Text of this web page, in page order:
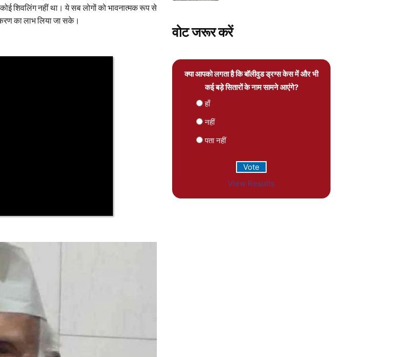
शिवलिंग नहीं था। ये सब लोगों को भावनात्मक रूप से
का लाभ लिया जा सके।
वोट जरूर करें
क्या आपको लगता है कि बॉलीवुड ड्रग्स केस में और भी
कई बड़े सितारों के नाम सामने आएंगे?
हाँ
नहीं
पता नहीं
View Results